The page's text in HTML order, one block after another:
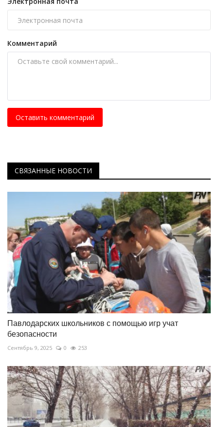
Комментарий
Оставить комментарий
СВЯЗАННЫЕ НОВОСТИ
Павлодарских школьников с помощью игр учат
безопасности
Сентябрь 9, 2025 0 253